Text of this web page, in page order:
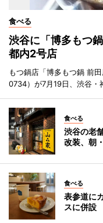
食べる
渋谷に「博多もつ
都内2号店
もつ鍋店「博多もつ鍋 前
0734）が7月19日、渋谷・
食べる
渋谷の老
改装、朝
食べる
表参道に
スに併設